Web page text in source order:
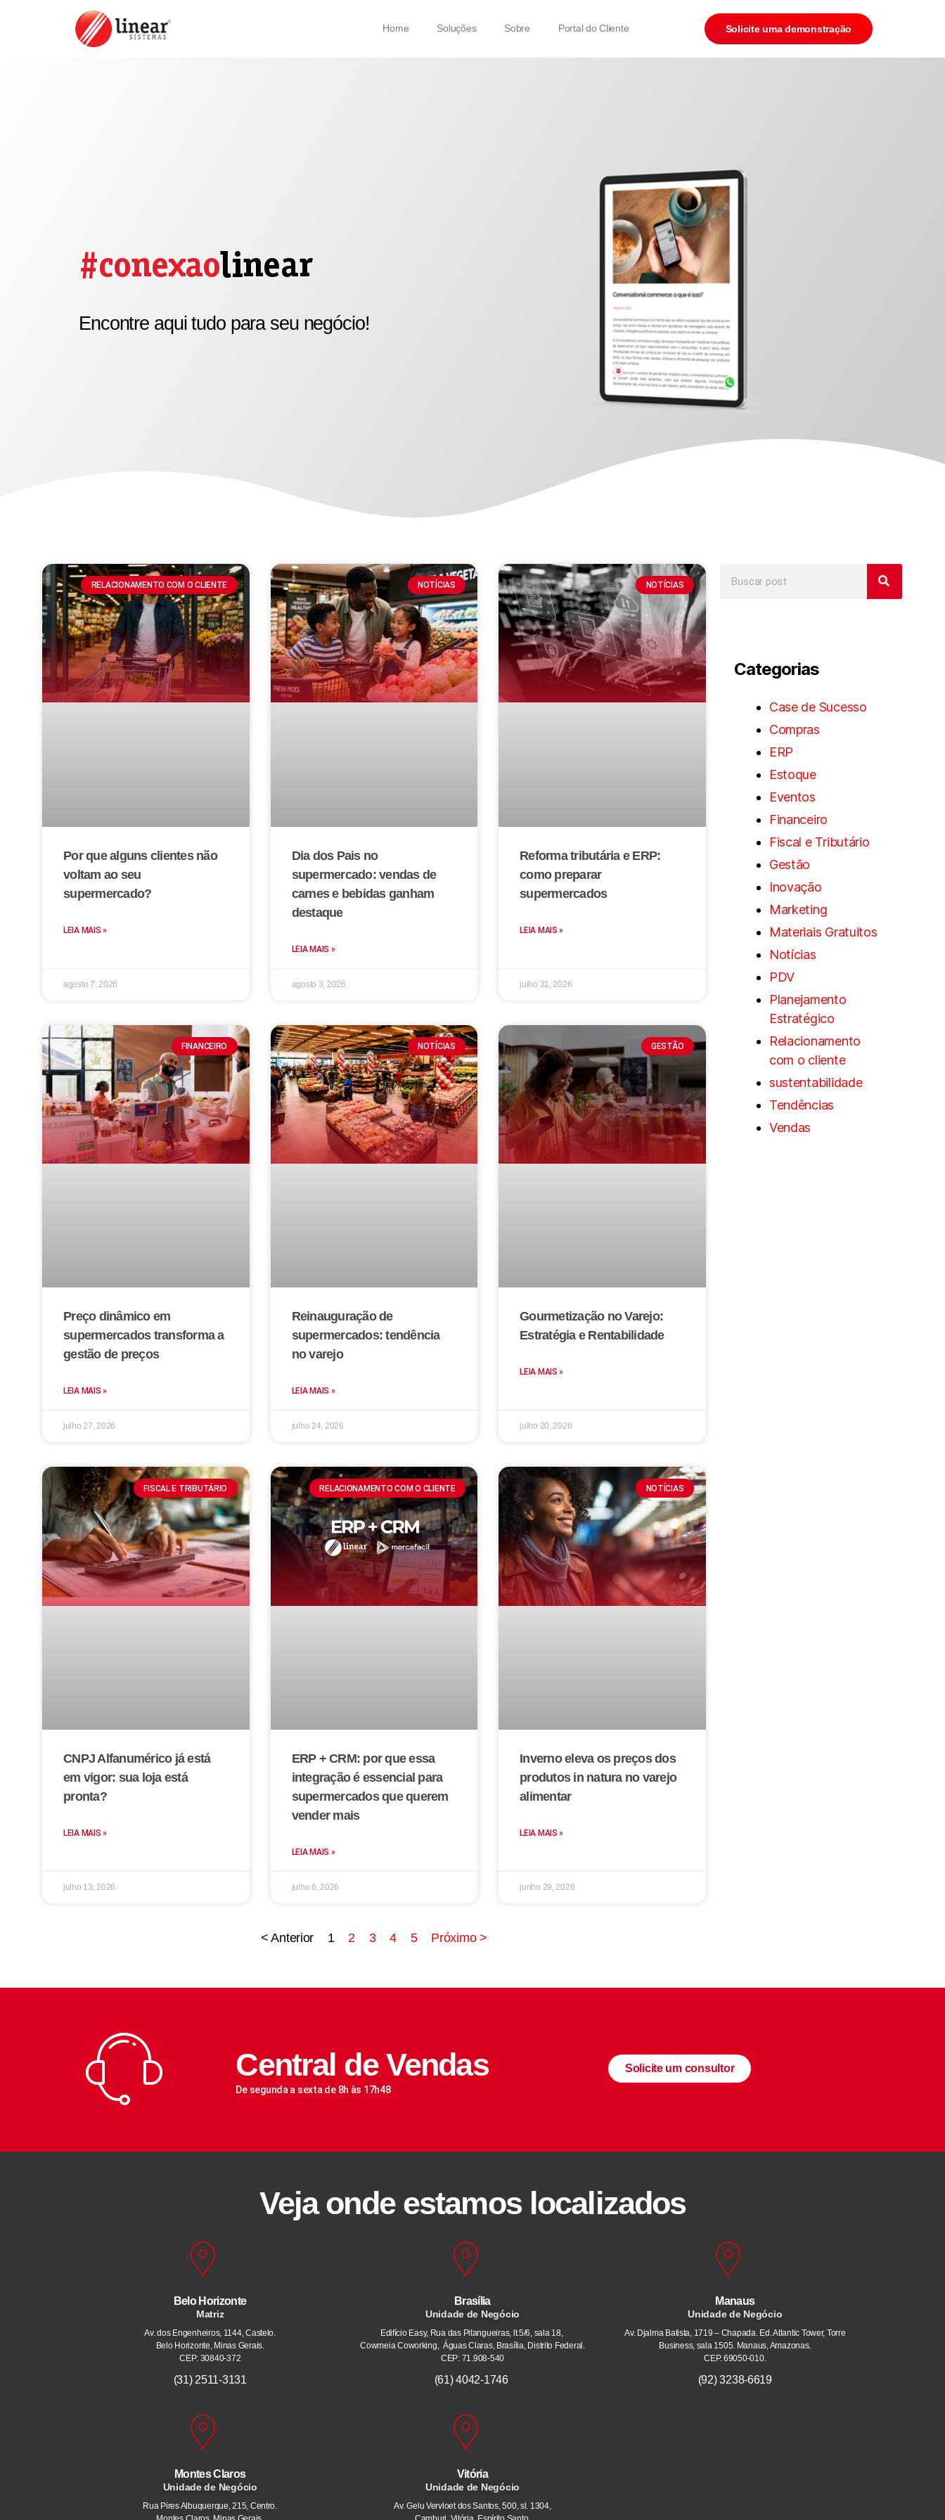
Home Soluções Sobre Portal do Cliente Solicite uma demonstração
#conexaolinear
Encontre aqui tudo para seu negócio!
RELACIONAMENTO COM O CLIENTE
Por que alguns clientes não
voltam ao seu
supermercado?
LEIA MAIS »
agosto 7, 2026
NOTÍCIAS
Dia dos Pais no
supermercado: vendas de
carnes e bebidas ganham
destaque
LEIA MAIS »
agosto 3, 2026
NOTÍCIAS
Reforma tributária e ERP:
como preparar
supermercados
LEIA MAIS »
julho 31, 2026
FINANCEIRO
Preço dinâmico em
supermercados transforma a
gestão de preços
LEIA MAIS »
julho 27, 2026
NOTÍCIAS
Reinauguração de
supermercados: tendência
no varejo
LEIA MAIS »
julho 24, 2026
GESTÃO
Gourmetização no Varejo:
Estratégia e Rentabilidade
LEIA MAIS »
julho 20, 2026
FISCAL E TRIBUTÁRIO
CNPJ Alfanumérico já está
em vigor: sua loja está
pronta?
LEIA MAIS »
julho 13, 2026
RELACIONAMENTO COM O CLIENTE
ERP + CRM: por que essa
integração é essencial para
supermercados que querem
vender mais
LEIA MAIS »
julho 6, 2026
NOTÍCIAS
Inverno eleva os preços dos
produtos in natura no varejo
alimentar
LEIA MAIS »
junho 29, 2026
< Anterior 1 2 3 4 5 Próximo >
Categorias
Case de Sucesso
Compras
ERP
Estoque
Eventos
Financeiro
Fiscal e Tributário
Gestão
Inovação
Marketing
Materiais Gratuitos
Notícias
PDV
Planejamento
Estratégico
Relacionamento
com o cliente
sustentabilidade
Tendências
Vendas
Central de Vendas
De segunda a sexta de 8h às 17h48
Solicite um consultor
Veja onde estamos localizados
Belo Horizonte
Matriz
Av. dos Engenheiros, 1144, Castelo.
Belo Horizonte, Minas Gerais.
CEP: 30840-372
(31) 2511-3131
Montes Claros
Unidade de Negócio
Rua Pires Albuquerque, 215, Centro.
Brasília
Unidade de Negócio
Edifício Easy, Rua das Pitangueiras, lt.5/6, sala 18,
Cowmeia Coworking, Águas Claras, Brasília, Distrito Federal.
CEP: 71.908-540
(61) 4042-1746
Vitória
Unidade de Negócio
Av. Gelu Vervloet dos Santos, 500, sl. 1304,
Manaus
Unidade de Negócio
Av. Djalma Batista, 1719 – Chapada. Ed. Atlantic Tower, Torre
Business, sala 1505. Manaus, Amazonas.
CEP. 69050-010.
(92) 3238-6619